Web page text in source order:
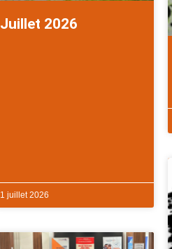
Juillet 2026
1 juillet 2026